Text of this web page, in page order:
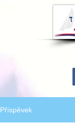
Příspěvek